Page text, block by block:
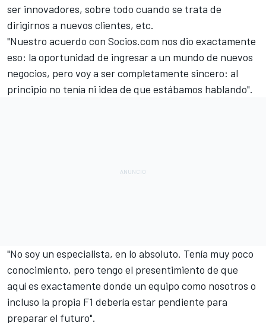
ser innovadores, sobre todo cuando se trata de
dirigirnos a nuevos clientes, etc.
"Nuestro acuerdo con Socios.com nos dio exactamente
eso: la oportunidad de ingresar a un mundo de nuevos
negocios, pero voy a ser completamente sincero: al
principio no tenía ni idea de que estábamos hablando".
"No soy un especialista, en lo absoluto. Tenía muy poco
conocimiento, pero tengo el presentimiento de que
aquí es exactamente donde un equipo como nosotros o
incluso la propia F1 debería estar pendiente para
preparar el futuro".